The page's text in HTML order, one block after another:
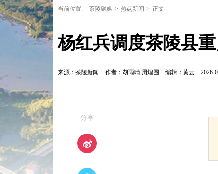
当前位置: 茶陵融媒 > 热点新闻 > 正文
杨红兵调度茶陵县
来源：茶陵新闻 作者：胡雨晴 周煌围 编辑：黄云 2026-
—分享—